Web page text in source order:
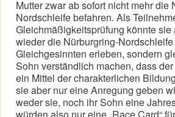
Mutter zwar ab sofort nicht mehr die
Nordschleife befahren. Als
Gleichmäßigkeitsprüfung könnte sie
wieder die Nürburgring-
Gleichgesinnten erleben, sondern
Sohn verständlich machen, dass
ein Mittel der charakterlichen
sie aber nur eine Anregung geben
weder sie, noch ihr Sohn eine